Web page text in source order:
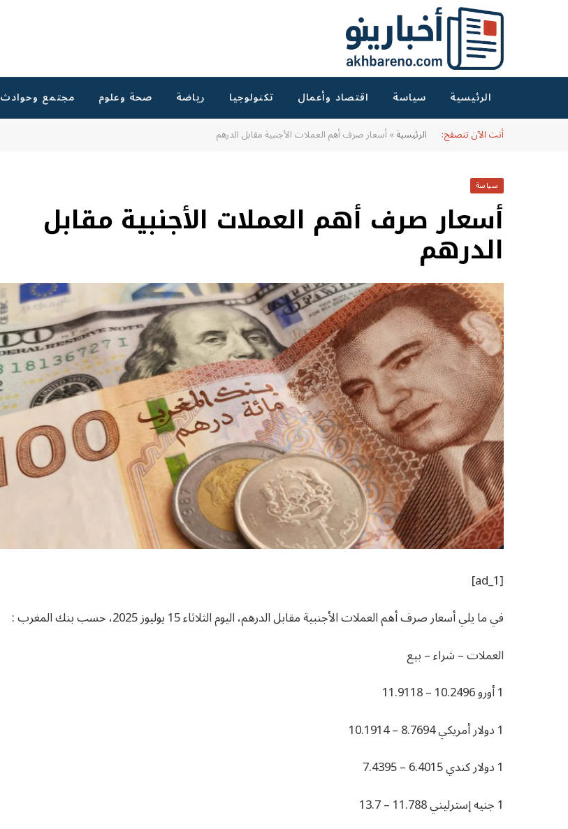
الرئيسية سياسة اقتصاد وأعمال تكنولوجيا رياضة صحة وعلوم مجتمع وحوادث
أنت الآن تتصفح: الرئيسية»أسعار صرف أهم العملات الأجنبية مقابل الدرهم
سياسة
أسعار صرف أهم العملات الأجنبية مقابل
الدرهم
[ad_1]
في ما يلي أسعار صرف أهم العملات الأجنبية مقابل الدرهم، اليوم الثلاثاء 15 يوليوز 2025، حسب بنك المغرب :
العملات – شراء – بيع
1 أورو 10.2496 – 11.9118
1 دولار أمريكي 8.7694 – 10.1914
1 دولار كندي 6.4015 – 7.4395
1 جنيه إسترليني 11.788 – 13.7